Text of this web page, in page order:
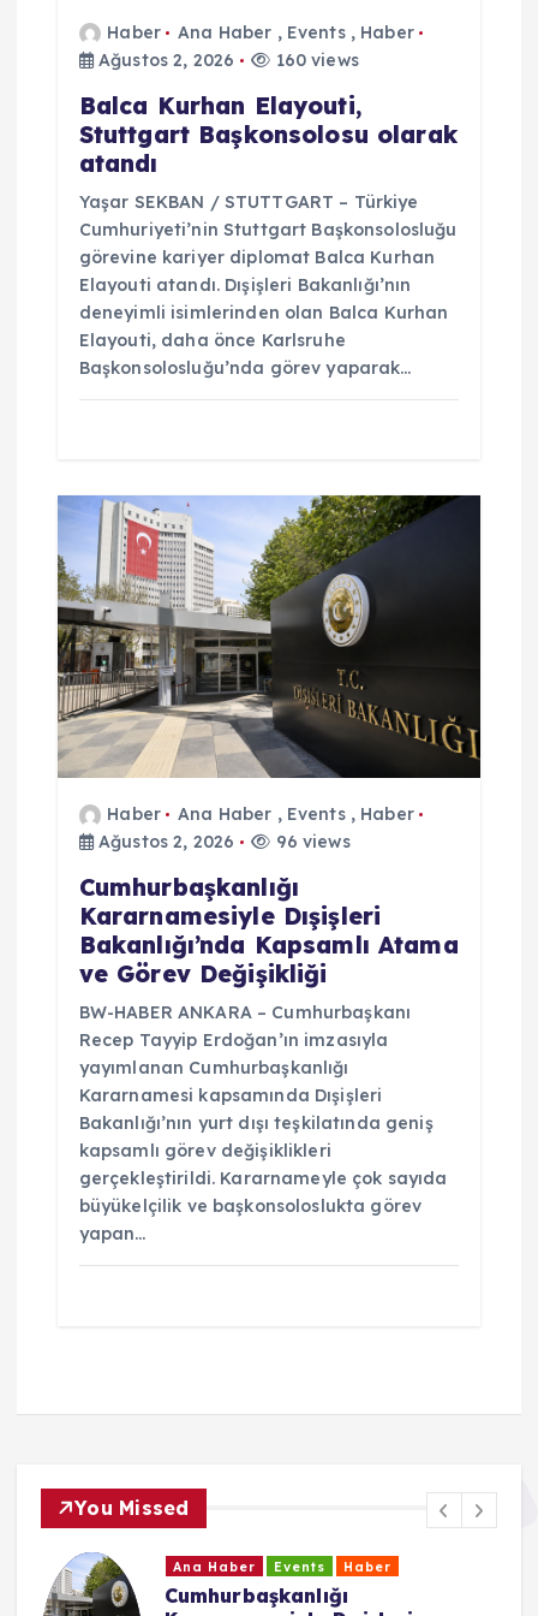
Haber Ana Haber , Events, Haber
Ağustos 2, 2026
160 views
Balca Kurhan Elayouti,
Stuttgart Başkonsolosu olarak
atandı
Yaşar SEKBAN / STUTTGART – Türkiye
Cumhuriyeti’nin Stuttgart Başkonsolosluğu
görevine kariyer diplomat Balca Kurhan
Elayouti atandı. Dışişleri Bakanlığı’nın
deneyimli isimlerinden olan Balca Kurhan
Elayouti, daha önce Karlsruhe
Başkonsolosluğu’nda görev yaparak…
Haber Ana Haber , Events, Haber
Ağustos 2, 2026
96 views
Cumhurbaşkanlığı
Kararnamesiyle Dışişleri
Bakanlığı’nda Kapsamlı Atama
ve Görev Değişikliği
BW-HABER ANKARA – Cumhurbaşkanı
Recep Tayyip Erdoğan’ın imzasıyla
yayımlanan Cumhurbaşkanlığı
Kararnamesi kapsamında Dışişleri
Bakanlığı’nın yurt dışı teşkilatında geniş
kapsamlı görev değişiklikleri
gerçekleştirildi. Kararnameyle çok sayıda
büyükelçilik ve başkonsoloslukta görev
yapan…
You Missed
Ana Haber Events Haber
Cumhurbaşkanlığı